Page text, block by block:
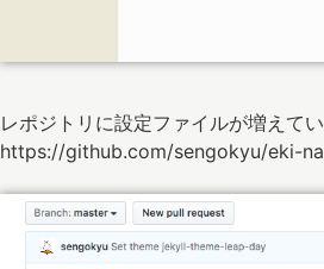
レポジトリに設定ファイルが増えてい
https://github.com/sengokyu/eki-